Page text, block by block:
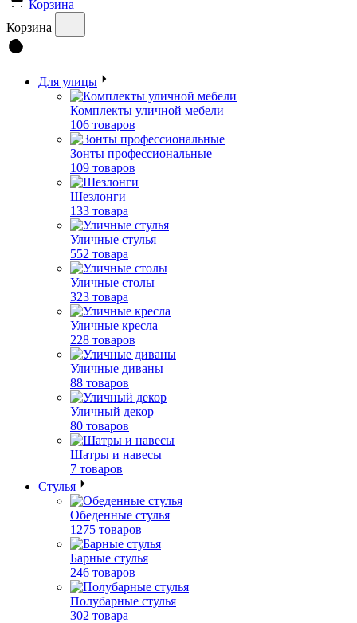
Корзина
Корзина
Для улицы
Комплекты уличной мебели
106 товаров
Зонты профессиональные
109 товаров
Шезлонги
133 товара
Уличные стулья
552 товара
Уличные столы
323 товара
Уличные кресла
228 товаров
Уличные диваны
88 товаров
Уличный декор
80 товаров
Шатры и навесы
7 товаров
Стулья
Обеденные стулья
1275 товаров
Барные стулья
246 товаров
Полубарные стулья
302 товара